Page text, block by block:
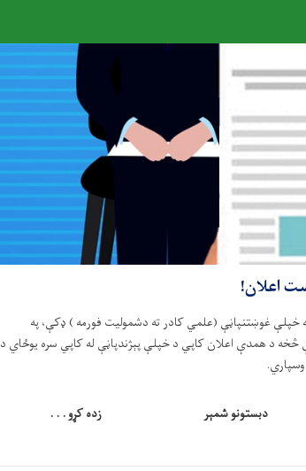
اعلان!
غوښتنپاڼې (علمي کادر ته دشموليت فورمه ) ډکې، په
څخه د همدې اعلان کاپي د خپلې پېژندپاڼې له کاپي سره يوځاي د
دبستونو شمېر زده کړو . . .